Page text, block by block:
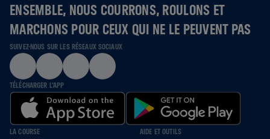
ENSEMBLE, NOUS COURRONS, ROULONS ET
MARCHONS POUR CEUX QUI NE LE PEUVENT PAS
SUIVEZ-NOUS SUR LES RÉSEAUX SOCIAUX
TÉLÉCHARGER L'APP
LA COURSE AIDE ET OUTILS